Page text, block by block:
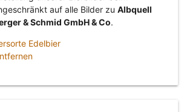
auf alle Bilder zu Albquell
& Schmid GmbH & Co.
Edelbier